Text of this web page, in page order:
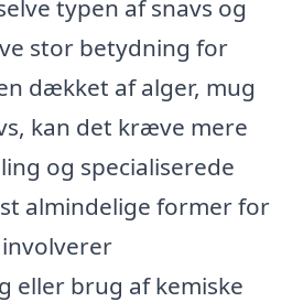
typen af snavs og
stor betydning for
dækket af alger, mug
kan det kræve mere
og specialiserede
almindelige former for
eller brug af kemiske